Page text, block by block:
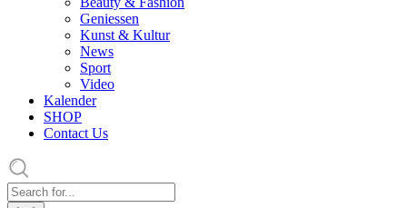
Geniessen
Kunst & Kultur
News
Sport
Video
Kalender
SHOP
Contact Us